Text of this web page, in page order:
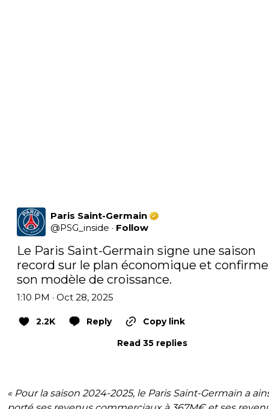
Paris Saint-Germain
@PSG_inside · Follow
Le Paris Saint-Germain signe une saison
record sur le plan économique et confirme
son modèle de croissance.
1:10 PM · Oct 28, 2025
2.2K Reply
Copy link
Read 35 replies
« Pour la saison 2024-2025, le Paris Saint-Germain a